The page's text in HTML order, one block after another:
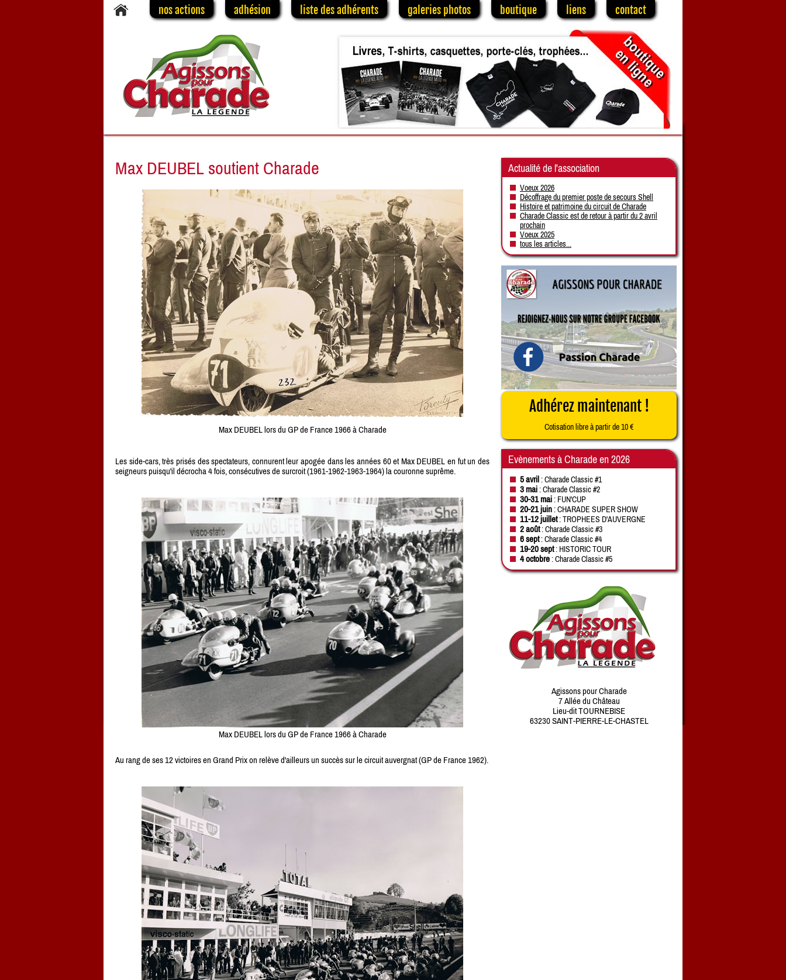
nos actions adhésion liste des adhérents galeries photos boutique liens contact
Max DEUBEL soutient Charade
Max DEUBEL lors du GP de France 1966 à Charade
Les side-cars, très prisés des spectateurs, connurent leur apogée dans les années 60 et Max DEUBEL en fut un des
seigneurs puisqu'il décrocha 4 fois, consécutives de surcroit (1961-1962-1963-1964) la couronne suprême.
Max DEUBEL lors du GP de France 1966 à Charade
Au rang de ses 12 victoires en Grand Prix on relève d'ailleurs un succès sur le circuit auvergnat (GP de France 1962).
Actualité de l'association
Voeux 2026
Décoffrage du premier poste de secours Shell
Histoire et patrimoine du circuit de Charade
Charade Classic est de retour à partir du 2 avril
prochain
Voeux 2025
tous les articles...
Adhérez maintenant !
Cotisation libre à partir de 10 €
Evènements à Charade en 2026
5 avril: Charade Classic #1
3 mai: Charade Classic #2
30-31 mai: FUN'CUP
20-21 juin: CHARADE SUPER SHOW
11-12 juillet: TROPHEES D'AUVERGNE
2 août: Charade Classic #3
6 sept: Charade Classic #4
19-20 sept: HISTORIC TOUR
4 octobre: Charade Classic #5
Agissons pour Charade
7 Allée du Château
Lieu-dit TOURNEBISE
63230 SAINT-PIERRE-LE-CHASTEL